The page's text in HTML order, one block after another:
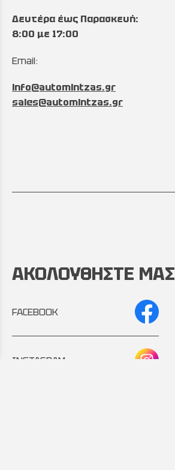
Δευτέρα έως Παρασκευή:
8:00 με 17:00
Email:
info@automintzas.gr
sales@automintzas.gr
ΑΚΟΛΟΥΘΗΣΤΕ ΜΑΣ
FACEBOOK
INSTAGRAM